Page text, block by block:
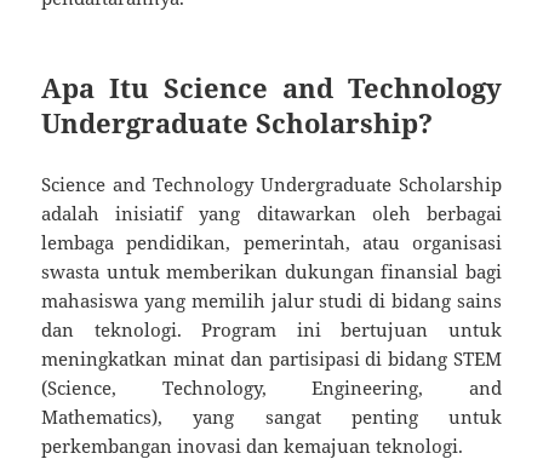
Apa Itu Science and Technology
Undergraduate Scholarship?
Science and Technology Undergraduate Scholarship
adalah inisiatif yang ditawarkan oleh berbagai
lembaga pendidikan, pemerintah, atau organisasi
swasta untuk memberikan dukungan finansial bagi
mahasiswa yang memilih jalur studi di bidang sains
dan teknologi. Program ini bertujuan untuk
meningkatkan minat dan partisipasi di bidang STEM
(Science, Technology, Engineering, and
Mathematics), yang sangat penting untuk
perkembangan inovasi dan kemajuan teknologi.